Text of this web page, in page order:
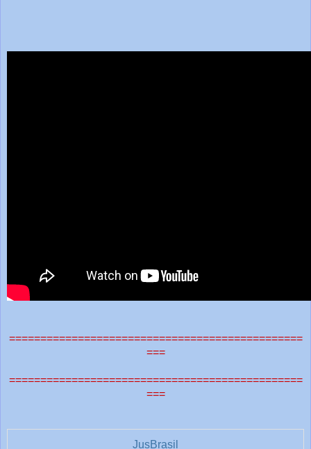
===============================================
===
===============================================
===
JusBrasil